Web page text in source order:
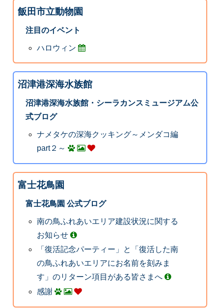
飯田市立動物園
注目のイベント
ハロウィン
沼津港深海水族館
沼津港深海水族館・シーラカンスミュージアム公
式ブログ
ナメタケの深海クッキング～メンダコ編
part２～
富士花鳥園
富士花鳥園 公式ブログ
南の鳥ふれあいエリア建設状況に関する
お知らせ
「復活記念パーティー」と「復活した南
の鳥ふれあいエリアにお名前を刻みま
す」のリターン項目がある皆さまへ
感謝